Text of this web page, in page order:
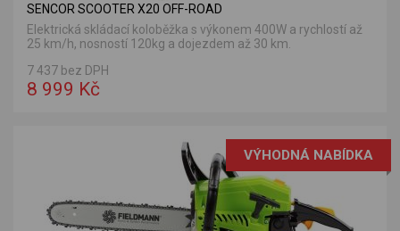
SENCOR SCOOTER X20 OFF-ROAD
Elektrická skládací koloběžka s výkonem 400W a rychlostí až
25 km/h, nosností 120kg a dojezdem až 30 km.
7 437 bez DPH
8 999 Kč
VÝHODNÁ NABÍDKA